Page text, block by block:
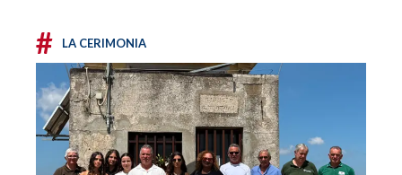
# LA CERIMONIA